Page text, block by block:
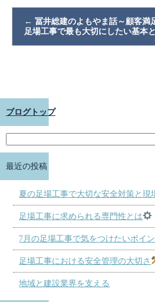
← 冨井総建のよもやま話～顧客満
足場工事で最も大切にしたい基本
ブログトップ
最近の投稿
夏の足場工事で大切な安全対策と現
足場工事に求められる専門性とは
7月の足場工事で気をつけたいポイン
足場工事における安全管理の大切さ
地域と建設業界を支える